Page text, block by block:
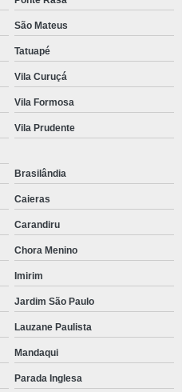
São Mateus
Tatuapé
Vila Curuçá
Vila Formosa
Vila Prudente
Brasilândia
Caieras
Carandiru
Chora Menino
Imirim
Jardim São Paulo
Lauzane Paulista
Mandaqui
Parada Inglesa